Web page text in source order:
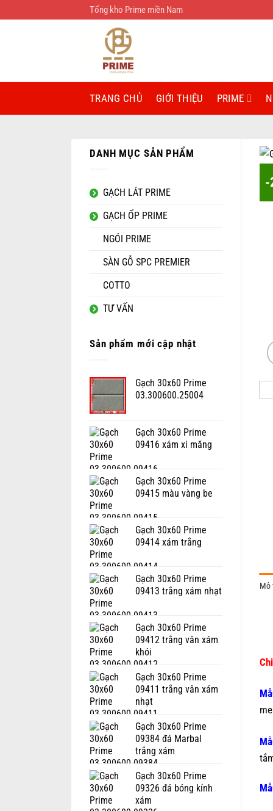
Tổng kho Prime miền Nam
TRANG CHỦ GIỚI THIỆU PRIME
DANH MỤC SẢN PHẨM
GẠCH LÁT PRIME
GẠCH ỐP PRIME
NGÓI PRIME
SÀN GỖ SPC PREMIER
COTTO
TƯ VẤN
Sản phẩm mới cập nhật
Gạch 30x60 Prime
03.300600.25004
Gạch 30x60 Prime
09416 xám xi măng
Gạch 30x60 Prime
09415 màu vàng be
Gạch 30x60 Prime
09414 xám trắng
Gạch 30x60 Prime
09413 trắng xám nhạt
Gạch 30x60 Prime
09412 trắng vân xám
khói
Gạch 30x60 Prime
09411 trắng vân xám
nhạt
Gạch 30x60 Prime
09384 đá Marbal
trắng xám
Gạch 30x60 Prime
09326 đá bóng kính
xám
-
Mô